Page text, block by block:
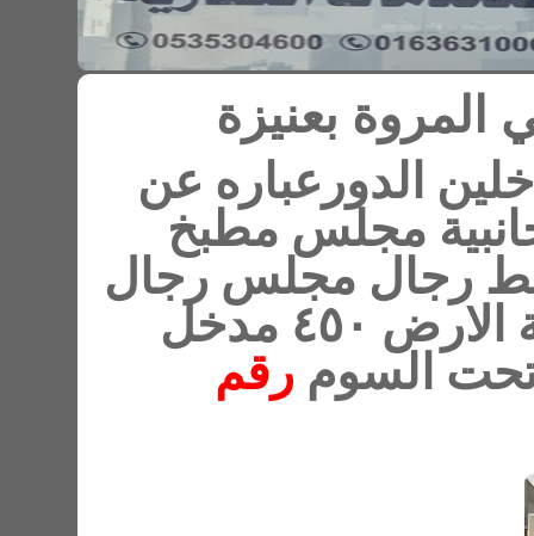
بعنيزة
عن
مجلس مطبخ
رجال مجلس رجال
مشب ملحق خارجي مساحة الارض ٤٥٠ مدخل
رقم